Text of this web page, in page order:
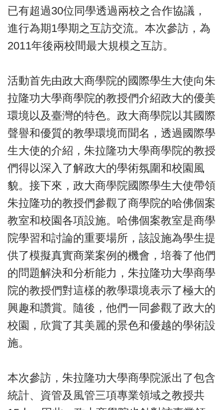
已有超過30位同學透過兩校之合作協議，
進行為期1學期之互訪交流。本次參訪，為
2011年後兩校間最大規模之互訪。
活動首先由政大商學院的國際學生大使向朱
拉隆功大學商學院的教授們介紹政大的優美
環境以及臺灣的特色。政大商學院以其國際
聲譽和優質的教學環境而聞名，透過國際學
生大使的介紹，朱拉隆功大學商學院的教授
們得以深入了解政大的學術氛圍和校園風
貌。接下來，政大商學院國際學生大使帶領
朱拉隆功的教授們參觀了商學院的哈佛個案
教室和校園各項設施。哈佛個案教室是商學
院學習和討論的重要場所，該設施為學生提
供了模擬真實商業案例的機會，培養了他們
的問題解決和分析能力，朱拉隆功大學商學
院的教授們對這樣的教學環境表示了極大的
興趣和讚賞。隨後，他們一同參觀了政大的
校園，欣賞了其美麗的景色和優越的學術設
施。
本次參訪，朱拉隆功大學商學院派出了包含
統計、資管及風管三項專業領域之教授共